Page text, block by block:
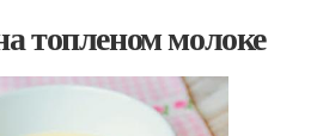
топленом молоке